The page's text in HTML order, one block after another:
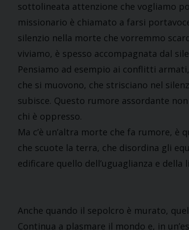
sottolineata attenzione che vogliamo
missionario è chiamato a farsi
silenzio nella morte che vorremmo
viviamo, è spesso accompagnata dal
Pensiamo ad esempio ai conflitti
che si muovono, che strisciano nel
subisce. Questo rumore assordante
chi è oppresso.
Ma c’è un’altra morte che fa rumore,
che scuote la terra, che disordina gli
edificare quello dell’uguaglianza e
Anche quando il sepolcro è murato,
Continua a plasmare il mondo e, in